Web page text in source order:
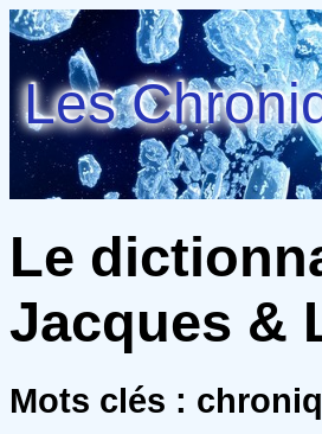
Les
Le
Jacques &
Mots clés :